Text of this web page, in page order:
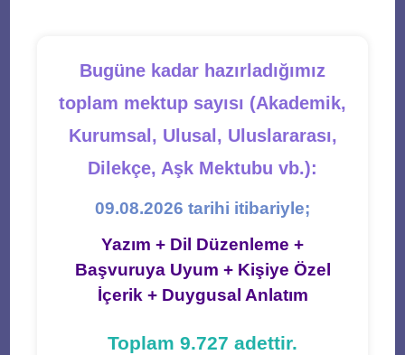
Bugüne kadar hazırladığımız
toplam mektup sayısı (Akademik,
Kurumsal, Ulusal, Uluslararası,
Dilekçe, Aşk Mektubu vb.):
09.08.2026 tarihi itibariyle;
Yazım + Dil Düzenleme +
Başvuruya Uyum + Kişiye Özel
İçerik + Duygusal Anlatım
Toplam 9.727 adettir.